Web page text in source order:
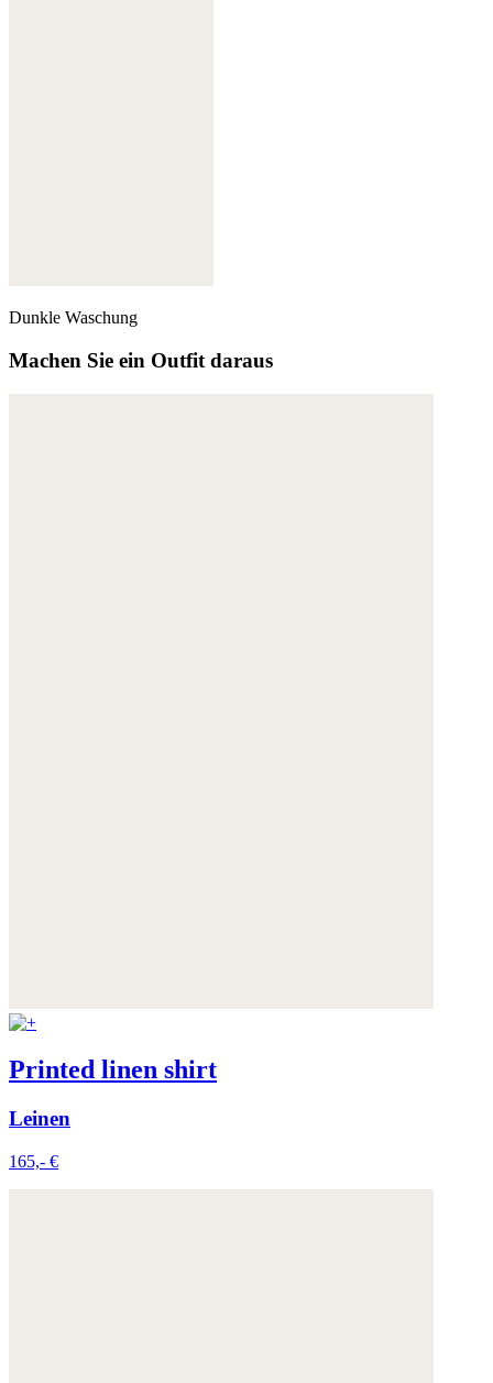
Dunkle Waschung
Machen Sie ein Outfit daraus
Printed linen shirt
Leinen
165,- €